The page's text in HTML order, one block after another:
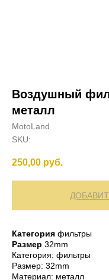
Воздушный
металл
MotoLand
SKU:
250,00 руб.
Категория фильтры
Размер 32mm
Категория: фильтры
Размер: 32mm
Материал: металл